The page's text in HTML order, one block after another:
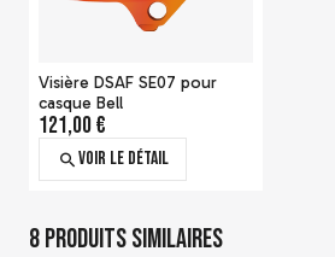
Visière DSAF SE07 pour
casque Bell
121,00 €
Voir le détail
8 produits similaires